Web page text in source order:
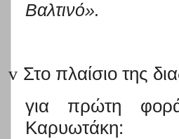
Βαλτινό».
v Στο πλαίσιο της
για πρώτη
Καρυωτάκη: